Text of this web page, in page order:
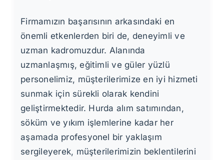
Firmamızın başarısının arkasındaki en
önemli etkenlerden biri de, deneyimli ve
uzman kadromuzdur. Alanında
uzmanlaşmış, eğitimli ve güler yüzlü
personelimiz, müşterilerimize en iyi hizmeti
sunmak için sürekli olarak kendini
geliştirmektedir. Hurda alım satımından,
söküm ve yıkım işlemlerine kadar her
aşamada profesyonel bir yaklaşım
sergileyerek, müşterilerimizin beklentilerini